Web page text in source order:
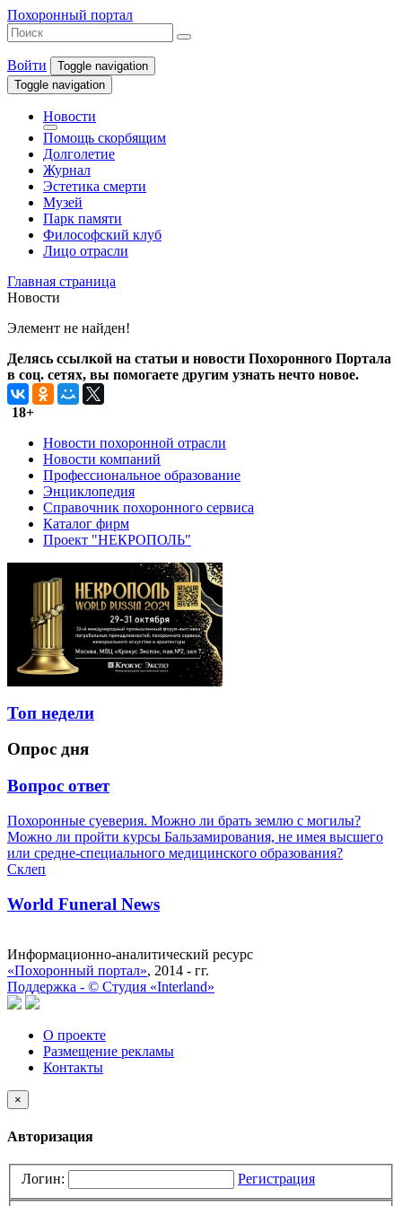
Похоронный портал
Войти
Toggle navigation
Toggle navigation
Новости
Помощь скорбящим
Долголетие
Журнал
Эстетика смерти
Музей
Парк памяти
Философский клуб
Лицо отрасли
Главная страница
Новости
Элемент не найден!
Делясь ссылкой на статьи и новости Похоронного Портала
в соц. сетях, вы помогаете другим узнать нечто новое.
18+
Новости похоронной отрасли
Новости компаний
Профессиональное образование
Энциклопедия
Справочник похоронного сервиса
Каталог фирм
Проект "НЕКРОПОЛЬ"
Топ недели
Опрос дня
Вопрос ответ
Похоронные суеверия. Можно ли брать землю с могилы?
Можно ли пройти курсы Бальзамирования, не имея высшего
или средне-специального медицинского образования?
Склеп
World Funeral News
Информационно-аналитический ресурс
«Похоронный портал», 2014 - гг.
Поддержка - © Cтудия «Interland»
О проекте
Размещение рекламы
Контакты
×
Авторизация
Логин: Регистрация